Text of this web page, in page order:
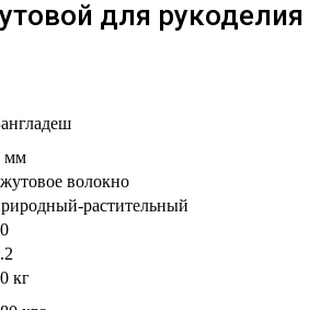
для рукоделия
мм
волокно
растительный
кг